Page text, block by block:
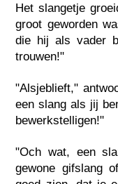
Het slangetje
groot geworden
die hij als vader
trouwen!"
"Alsjeblieft,"
een slang als jij
bewerkstelligen!"
"Och wat, een
gewone gifslang